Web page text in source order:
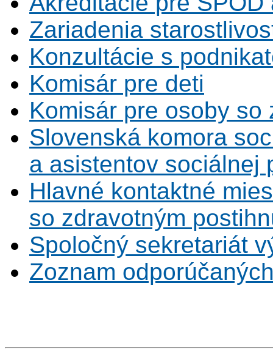
Zariadenia
Konzultácie s
Komisár pre deti
Komisár pre osoby
Slovenská komora
a asistentov sociálnej
Hlavné kontaktné
so zdravotným
Spoločný sekretariát
Zoznam